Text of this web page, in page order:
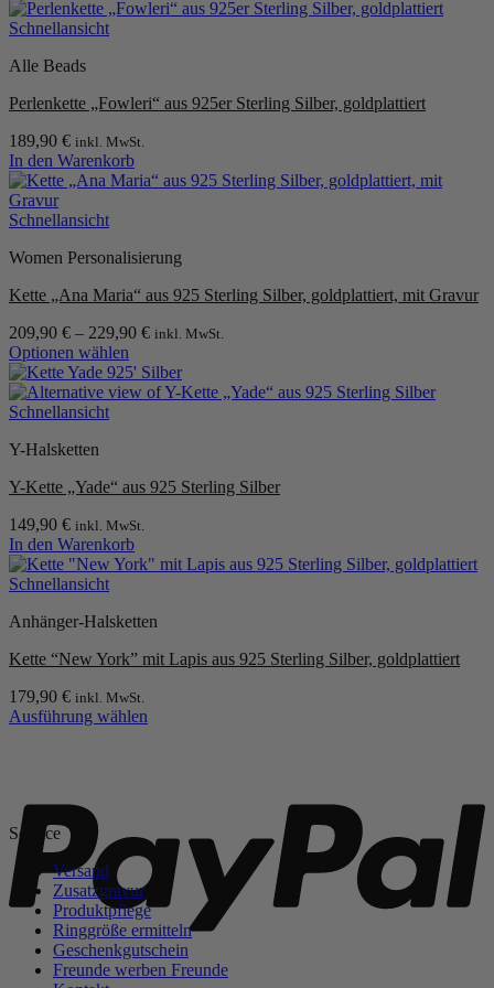
Dieses
Produkt
mehrere
auf.
Optionen
können
auf
der
Produktseite
werden
Schnellansicht
Alle Beads
Perlenkette „Fowleri“ aus 925er Sterling Silber, goldplattiert
189,90 € inkl. MwSt.
In den Warenkorb
Schnellansicht
Women Personalisierung
Kette „Ana Maria“ aus 925 Sterling Silber, goldplattiert, mit Gravur
209,90 € – 229,90 € inkl. MwSt.
Optionen wählen
Dieses
Produkt
weist
Varianten
Die
können
auf
der
Produktseite
werden
Schnellansicht
Y-Halsketten
Y-Kette „Yade“ aus 925 Sterling Silber
149,90 € inkl. MwSt.
In den Warenkorb
Schnellansicht
Anhänger-Halsketten
Kette “New York” mit Lapis aus 925 Sterling Silber, goldplattiert
179,90 € inkl. MwSt.
Ausführung wählen
Varianten
auf.
Die
Optionen
können
auf
Produktseite
gewählt
Service
Versand
Zusatzgravur
Produktpflege
Ringgröße ermitteln
Geschenkgutschein
Freunde werben Freunde